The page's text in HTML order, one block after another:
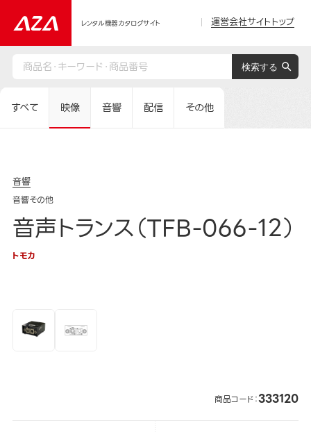
レンタル機器カタログサイト 運営会社サイトトップ
すべて 映像 音響 配信 その他
音響
音響その他
音声トランス（TFB-066-12）
トモカ
商品コード：333120